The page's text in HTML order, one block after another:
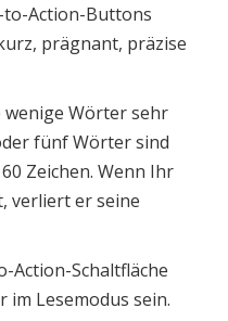
to-Action-Buttons
prägnant, präzise
wenige Wörter sehr
fünf Wörter sind
Zeichen. Wenn Ihr
verliert er seine
Action-Schaltfläche
im Lesemodus sein.